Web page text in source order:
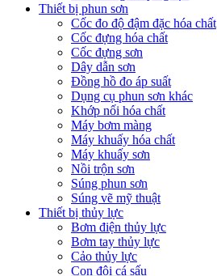
Thiết bị phun sơn
Cốc đo độ đậm đặc hóa chất
Cốc đựng hóa chất
Cốc đựng sơn
Dây dẫn sơn
Đồng hồ đo áp suất
Dụng cụ phun sơn khác
Khớp nối hóa chất
Máy bơm màng
Máy khuấy hóa chất
Máy khuấy sơn
Nồi trộn sơn
Súng phun sơn
Súng vẽ mỹ thuật
Thiết bị thủy lực
Bơm điện thủy lực
Bơm tay thủy lực
Cảo thủy lực
Con đội cá sấu